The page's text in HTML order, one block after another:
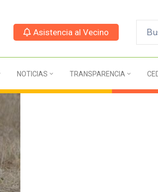
Asistencia al Vecino
NOTICIAS TRANSPARENCIA